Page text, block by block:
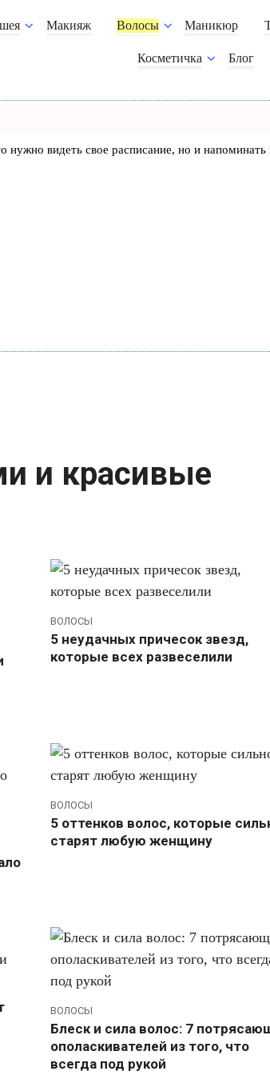
Макияж Волосы Маникюр
Косметичка Блог
нужно видеть свое расписание, но и
и красивые
ВОЛОСЫ
5 неудачных причесок звезд,
которые всех развеселили
ВОЛОСЫ
5 оттенков волос, которые
старят любую женщину
ВОЛОСЫ
Блеск и сила волос: 7
ополаскивателей из того, что
всегда под рукой